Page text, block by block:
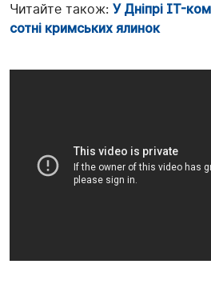
Читайте також: У Дніпрі IT-
сотні кримських ялинок